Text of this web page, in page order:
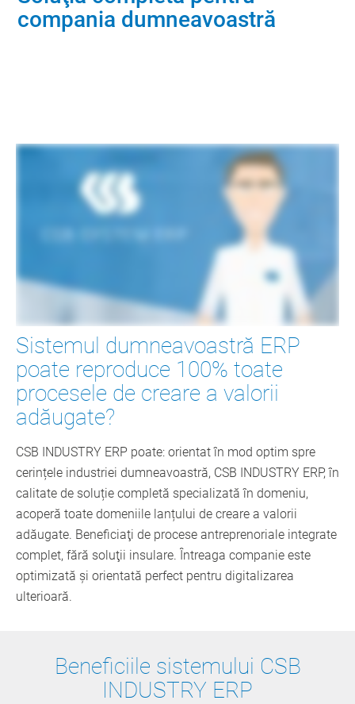
compania dumneavoastră
Sistemul dumneavoastră ERP
poate reproduce 100% toate
procesele de creare a valorii
adăugate?
CSB INDUSTRY ERP poate: orientat în mod optim spre
cerințele industriei dumneavoastră, CSB INDUSTRY ERP, în
calitate de soluție completă specializată în domeniu,
acoperă toate domeniile lanțului de creare a valorii
adăugate. Beneficiaţi de procese antreprenoriale integrate
complet, fără soluţii insulare. Întreaga companie este
optimizată şi orientată perfect pentru digitalizarea
ulterioară.
Beneficiile sistemului CSB
INDUSTRY ERP